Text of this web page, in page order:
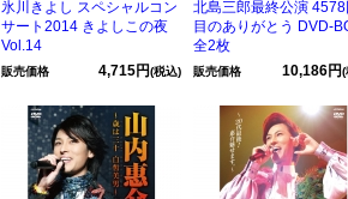
氷川きよし スペシャルコン
サート2014 きよしこの夜
Vol.14
販売価格 4,715円(税込)
北島三郎最終公演 4578
目のありがとう DVD-
全2枚
販売価格 10,186円(